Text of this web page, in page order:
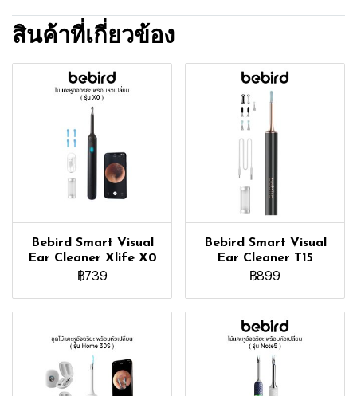
สินค้าที่เกี่ยวข้อง
Bebird Smart Visual
Ear Cleaner Xlife X0
฿739
Bebird Smart Visual
Ear Cleaner T15
฿899